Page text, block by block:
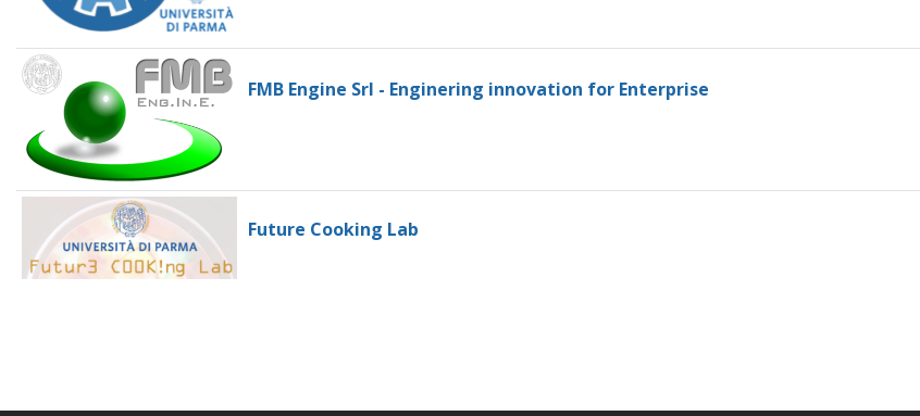
FMB Engine Srl - Enginering innovation for Enterprise
Future Cooking Lab